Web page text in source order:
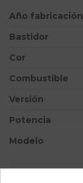
Año fabricación
Bastidor
Cor
Combustible
Versión
Potencia
Modelo